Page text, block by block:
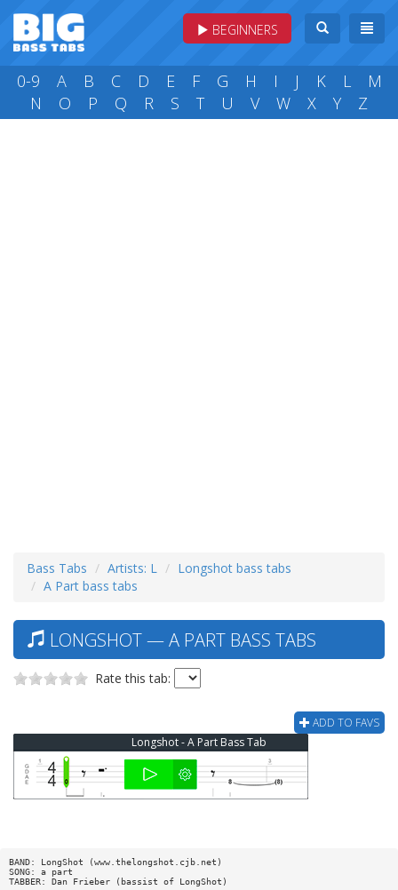
BEGINNERS
0-9 A B C D E F G H I J K L
M
N
O P Q R S T U V W X Y Z
Bass Tabs Artists: L
Longshot bass tabs
A Part bass tabs
LONGSHOT — A PART BASS TABS
Rate this tab:
ADD TO FAVS
Longshot - A Part Bass Tab
BAND: LongShot (www.thelongshot.cjb.net)
SONG: a part
TABBER: Dan Frieber (bassist of LongShot)